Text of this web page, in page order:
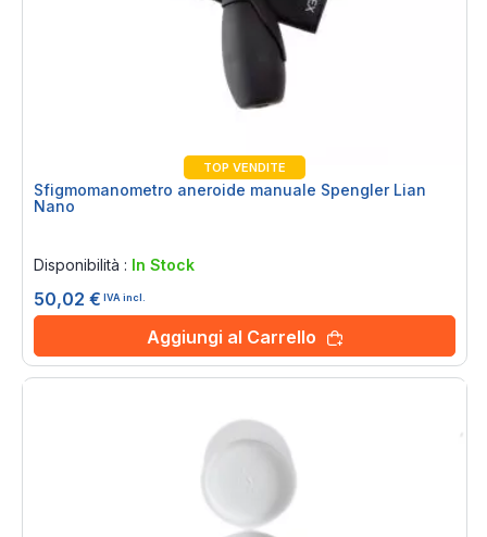
TOP VENDITE
Sfigmomanometro aneroide manuale Spengler Lian
Nano
Disponibilità : In Stock
50,02 € IVA incl.
Aggiungi al Carrello